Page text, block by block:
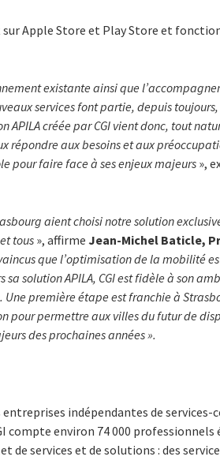
sur Apple Store et Play Store et
existante ainsi que
services font partie, depuis
créée par CGI vient donc, tout
répondre aux besoins et aux
pour faire face à ses enjeux majeurs »,
aient choisi notre solution
tous », affirme Jean-Michel Baticle,
que l’optimisation de la mobilité
solution APILA, CGI est fidèle à son
première étape est franchie à
pour permettre aux villes du futur de
des prochaines années».
indépendantes de
compte environ 74 000
de services et de solutions : des